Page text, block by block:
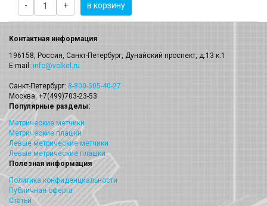
- + в корзину
Контактная информация
196158, Россия, Санкт-Петербург, Дунайский проспект, д.13 к.1
E-mail: info@volkel.ru
Санкт-Петербург: 8-800-505-40-27
Москва: +7(499)703-23-53
Популярные разделы:
Метрические метчики
Метрические плашки
Левые метрические метчики
Левые метрические плашки
Полезная информация
Политика конфиденциальности
Публичная оферта
Статьи